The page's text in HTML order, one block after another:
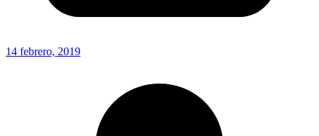
14 febrero, 2019